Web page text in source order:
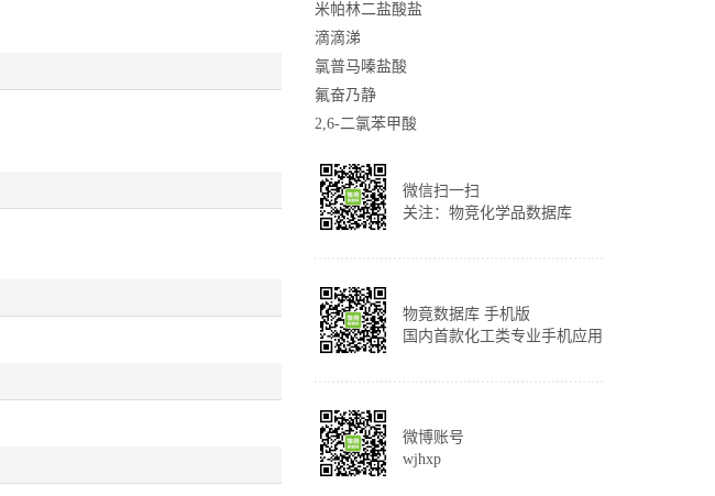
米帕林二盐酸盐
滴滴涕
氯普马嗪盐酸
氟奋乃静
2,6-二氯苯甲酸
微信扫一扫
关注：物竞化学品数据库
物竟数据库 手机版
国内首款化工类专业手机应用
微博账号
wjhxp